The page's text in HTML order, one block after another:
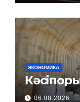
ЭКОНОМИКА
06.08.2026